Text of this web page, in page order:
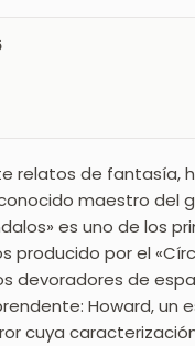
relatos de fantasía,
maestro del
es uno de los
producido por el
devoradores de
Howard, un
cuya